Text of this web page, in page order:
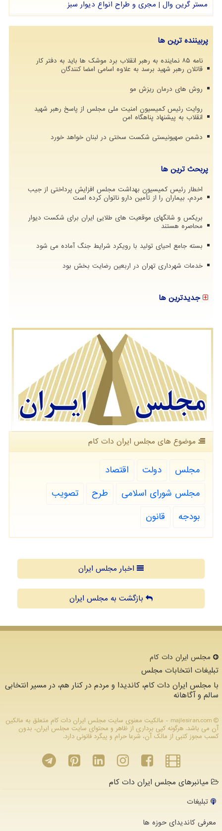
مستر گرین وال | مجری و طراح انواع دیوار سبز
پربیننده ترین ها
نامه ۸۵ نماینده به رهبر انقلاب برد موشک ها باید به دفتر کار
قاتلان رهبر شهید برسد به علاوه اسامی امضا کنندگان
روش های درمان ریزش مو
روایت رئیس کمیسیون امنیت ملی مجلس از پاسخ رهبر شهید
انقلاب به پیشنهاد پناهگاه امن
دشمن صهیونیستی شکست سختی در لبنان خواهد خورد
پربحث ترین ها
اخطار رئیس کمیسیون بهداشت مجلس افزایش پرداختی از جیب
مردم، بیماران را از تأمین دارو ناتوان کرده است
بریکس و شانگهای موقعیت های طلایی ایران برای شکست دیوار
محاصره هستند
بسته جامع احیای تولید با رویکرد شرایط جنگ آماده می شود
خدمات شهرداری تهران در اربعین رضایت بخش بود
جدیدترین ها
موضوع های مجلس ایران دات كام
مجلس دولت
اقتصاد
مجلس شورای اسلامی
طرح
تصویب
بودجه
قانون
اخبار مجلس ایران
بازگشت به مجلس ایران
مجلس ایران دات كام
تبلیغات انتخابات مجلس
با مجلس ایران دات کام، کاندیدا و مردم در کنار هم، در مسیر انتخابی
سالم و آگاهانه
majlesiran.com - مالکیت معنوی سایت مجلس ایران دات كام متعلق به مالکین
آن می باشد. هرگونه کپی برداری از ظاهر و محتوای سایت مجلس ایران، بدون
کسب مجوز کتبی از مالک آن، شرعا حرام و پیگرد قانونی دارد.
میانبرهای مجلس ایران دات کام
تبلیغات
معرفی کاندیدای حوزه ها